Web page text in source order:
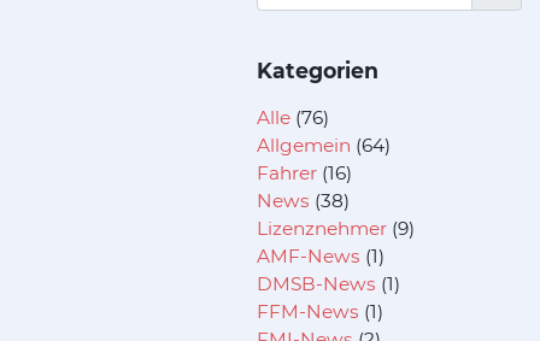
Kategorien
Alle (76)
Allgemein (64)
Fahrer (16)
News (38)
Lizenznehmer (9)
AMF-News (1)
DMSB-News (1)
FFM-News (1)